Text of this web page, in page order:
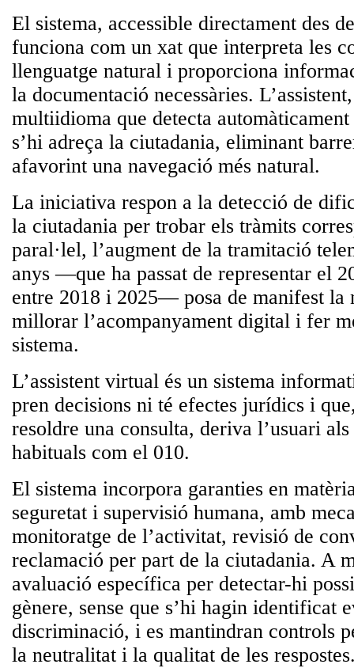
El sistema, accessible directament des
funciona com un xat que interpreta les
llenguatge natural i proporciona
la documentació necessàries.
multiidioma que detecta
s’hi adreça la ciutadania, eliminant
afavorint una navegació més natural.
La iniciativa respon a la detecció de
la ciutadania per trobar els tràmits
paral·lel, l’augment de la tramitació
anys —que ha passat de representar el
entre 2018 i 2025— posa de manifest la
millorar l’acompanyament digital i fer
sistema.
L’assistent virtual és un sistema
pren decisions ni té efectes jurídics i
resoldre una consulta, deriva l’usuari als
habituals com el 010.
El sistema incorpora garanties en
seguretat i supervisió humana, amb
monitoratge de l’activitat, revisió de
reclamació per part de la ciutadania. A
avaluació específica per detectar-hi
gènere, sense que s’hi hagin identificat
discriminació, i es mantindran controls
la neutralitat i la qualitat de les